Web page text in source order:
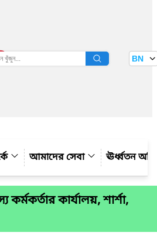
তথ্য বাতায়ন BN
আমাদের সেবা ঊর্ধ্বতন
কার্যালয়, শার্শা,